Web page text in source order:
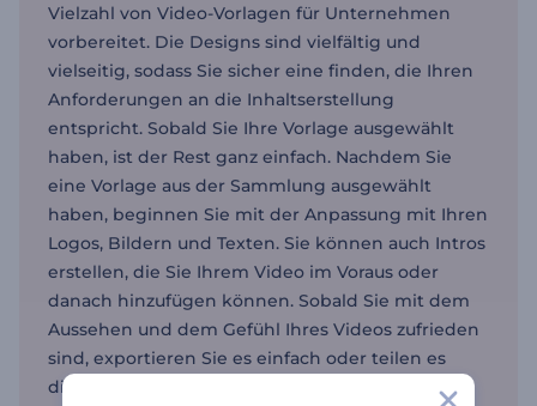
Vielzahl von Video-Vorlagen für Unternehmen
vorbereitet. Die Designs sind vielfältig und
vielseitig, sodass Sie sicher eine finden, die Ihren
Anforderungen an die Inhaltserstellung
entspricht. Sobald Sie Ihre Vorlage ausgewählt
haben, ist der Rest ganz einfach. Nachdem Sie
eine Vorlage aus der Sammlung ausgewählt
haben, beginnen Sie mit der Anpassung mit Ihren
Logos, Bildern und Texten. Sie können auch Intros
erstellen, die Sie Ihrem Video im Voraus oder
danach hinzufügen können. Sobald Sie mit dem
Aussehen und dem Gefühl Ihres Videos zufrieden
sind, exportieren Sie es einfach oder teilen es
direkt von Renderforest als Social Media Video.